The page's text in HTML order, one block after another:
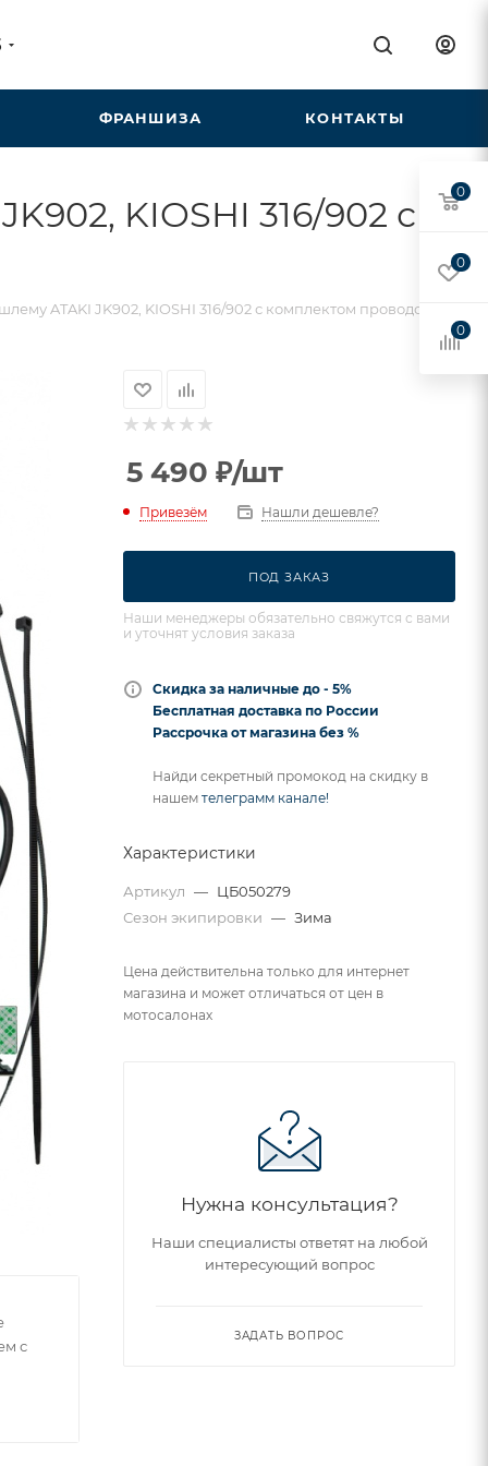
ФРАНШИЗА КОНТАКТЫ
KIOSHI 316/902 с
ATAKI JK902, KIOSHI 316/902 с комплектом проводов
с
5 490 ₽/шт
Привезём Нашли дешевле?
ПОД ЗАКАЗ
Наши менеджеры обязательно свяжутся с вами
и уточнят условия заказа
Скидка за наличные до - 5%
Бесплатная доставка по России
Рассрочка от магазина без %
Найди секретный промокод на скидку в
нашем телеграмм канале!
Характеристики
Артикул — ЦБ050279
Сезон экипировки — Зима
Цена действительна только для интернет
магазина и может отличаться от цен в
мотосалонах
Нужна консультация?
Наши специалисты ответят на любой
интересующий вопрос
ЗАДАТЬ ВОПРОС
0
0
0